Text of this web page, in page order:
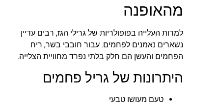
מהאופנה
למרות העלייה בפופולריות של גרילי הגז, רבים עדיין
נשארים נאמנים לפחמים. עבור חובבי בשר, ריח
הפחמים והעשן הם חלק בלתי נפרד מחוויית הצלייה.
היתרונות של גריל פחמים
טעם מעושן טבעי